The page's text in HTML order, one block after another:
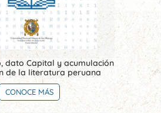
dato Capital y acumulación
de la literatura peruana
CONOCE MÁS